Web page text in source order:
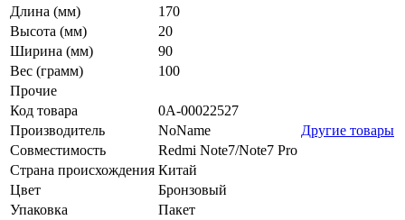
Длина (мм)
170
Высота (мм)
20
Ширина (мм)
90
Вес (грамм)
100
Прочие
Код товара
0А-00022527
Производитель
NoName
Другие товары
Совместимость
Redmi Note7/Note7 Pro
Страна происхождения Китай
Цвет
Бронзовый
Упаковка
Пакет